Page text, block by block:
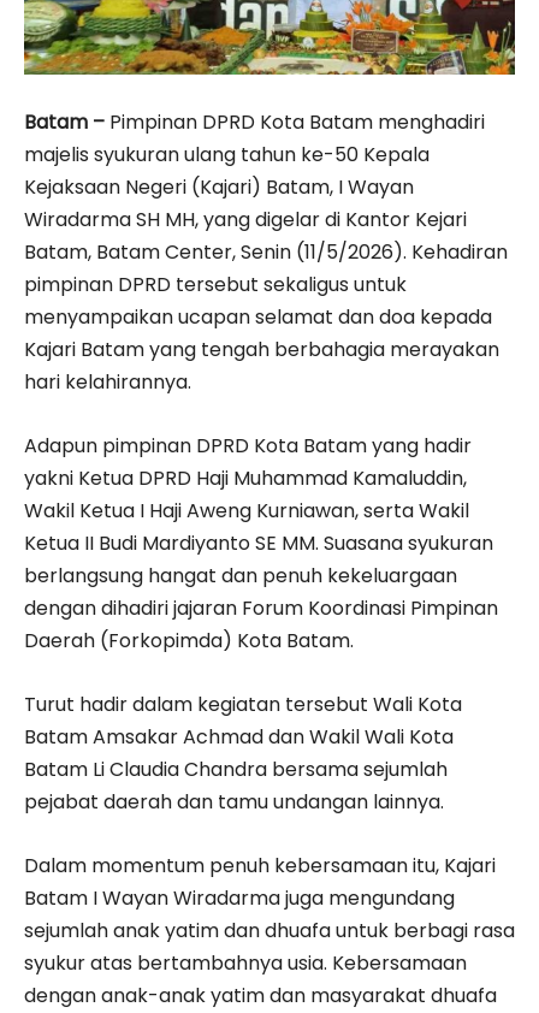
Batam – Pimpinan DPRD Kota Batam menghadiri
majelis syukuran ulang tahun ke-50 Kepala
Kejaksaan Negeri (Kajari) Batam, I Wayan
Wiradarma SH MH, yang digelar di Kantor Kejari
Batam, Batam Center, Senin (11/5/2026). Kehadiran
pimpinan DPRD tersebut sekaligus untuk
menyampaikan ucapan selamat dan doa kepada
Kajari Batam yang tengah berbahagia merayakan
hari kelahirannya.
Adapun pimpinan DPRD Kota Batam yang hadir
yakni Ketua DPRD Haji Muhammad Kamaluddin,
Wakil Ketua I Haji Aweng Kurniawan, serta Wakil
Ketua II Budi Mardiyanto SE MM. Suasana syukuran
berlangsung hangat dan penuh kekeluargaan
dengan dihadiri jajaran Forum Koordinasi Pimpinan
Daerah (Forkopimda) Kota Batam.
Turut hadir dalam kegiatan tersebut Wali Kota
Batam Amsakar Achmad dan Wakil Wali Kota
Batam Li Claudia Chandra bersama sejumlah
pejabat daerah dan tamu undangan lainnya.
Dalam momentum penuh kebersamaan itu, Kajari
Batam I Wayan Wiradarma juga mengundang
sejumlah anak yatim dan dhuafa untuk berbagi rasa
syukur atas bertambahnya usia. Kebersamaan
dengan anak-anak yatim dan masyarakat dhuafa